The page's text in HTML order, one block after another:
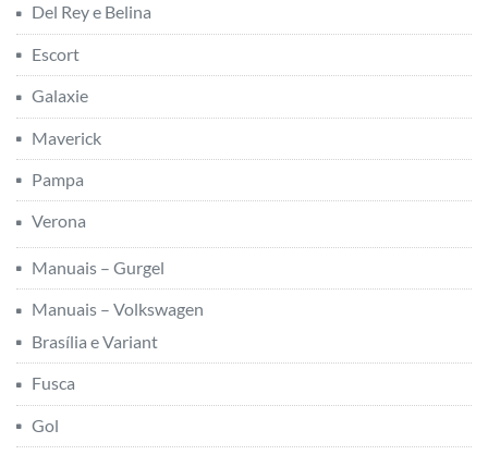
Del Rey e Belina
Escort
Galaxie
Maverick
Pampa
Verona
Manuais – Gurgel
Manuais – Volkswagen
Brasília e Variant
Fusca
Gol